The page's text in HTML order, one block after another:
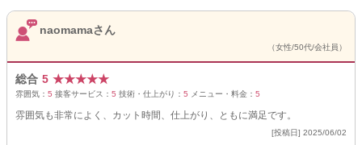
naomamaさん
（女性/50代/会社員）
総合 5 ★★★★★
雰囲気： 5 接客サービス： 5 技術・仕上がり： 5 メニュー・料金： 5
雰囲気も非常によく、カット時間、仕上がり、ともに満足です。
[投稿日] 2025/06/02